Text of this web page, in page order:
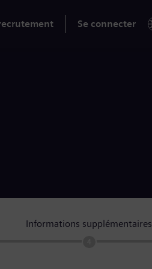
Se connecter
Informations supplémentaires